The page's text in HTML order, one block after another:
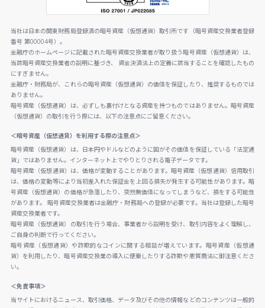
当社は日本の関東財務局登録済の暗号資産（仮想通貨）取引所です（暗号資産交換業者登録
番号 第00004号）。
金融庁のホームページに記載された暗号資産交換業者が取り扱う暗号資産（仮想通貨）は、
当該暗号資産交換業者の説明に基づき、 資金決済法上の定義に該当することを確認したもの
にすぎません。
金融庁・財務局が、これらの暗号資産（仮想通貨）の価値を保証したり、推奨するものでは
ありません。
暗号資産（仮想通貨）は、必ずしも裏付けとなる資産を持つものではありません。暗号資産
（仮想通貨）の取引を行う際には、以下の注意点にご留意ください。
＜暗号資産（仮想通貨）を利用する際の注意点＞
暗号資産（仮想通貨）は、日本円やドルなどのように国がその価値を保証している「法定通
貨」ではありません。インターネット上でやりとりされる電子データです。
暗号資産（仮想通貨）は、価格が変動することがあります。暗号資産（仮想通貨）信用取引
は、価格の変動等により当初差入れた保証金を上回る損失が発生する可能性があります。暗
号資産（仮想通貨）の価格が急落したり、突然無価値になってしまうなど、損をする可能性
があります。 暗号資産交換業者は金融庁・財務局への登録が必要です。当社は登録した暗号
資産交換業者です。
暗号資産（仮想通貨）の取引を行う場合、事業者から説明を受け、取引内容をよく理解し、
ご自身の判断で行ってください。
暗号資産（仮想通貨）や詐欺的なコインに関する相談が増えています。暗号資産（仮想通
貨）を利用したり、暗号資産交換業の導入に便乗したりする詐欺や悪質商法に御注意くださ
い。
＜免責事項＞
当サイトにおけるニュース、取引価格、データ及びその他の情報などのコンテンツは一般的